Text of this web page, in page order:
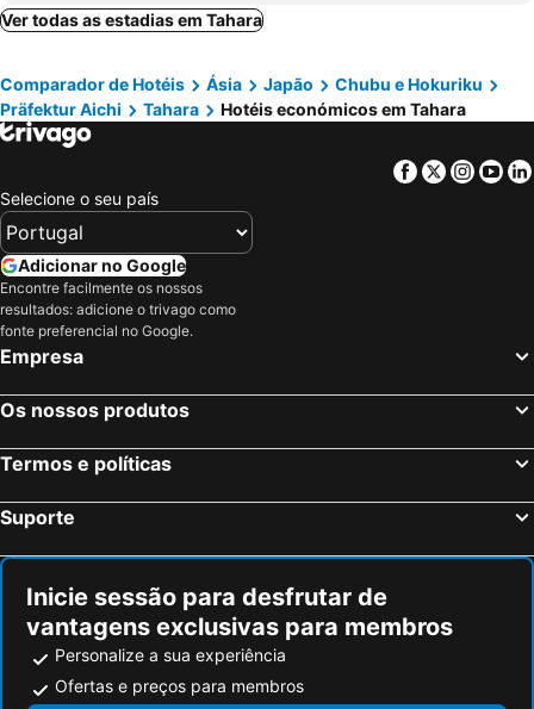
Ver todas as estadias em Tahara
Comparador de Hotéis Ásia Japão
Chubu e Hokuriku
Präfektur Aichi
Tahara Hotéis económicos em Tahara
Facebook
Twitter
Selecione o seu país
Adicionar no Google
Encontre facilmente os nossos
resultados: adicione o trivago como
fonte preferencial no Google.
Empresa
Os nossos produtos
Termos e políticas
Suporte
Inicie sessão para desfrutar de
vantagens exclusivas para membros
Personalize a sua experiência
Ofertas e preços para membros